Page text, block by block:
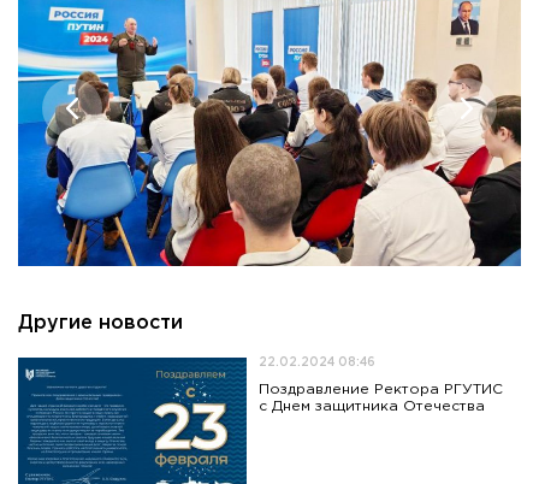
Другие новости
22.02.2024 08:46
Поздравление Ректора РГУТИС
с Днем защитника Отечества